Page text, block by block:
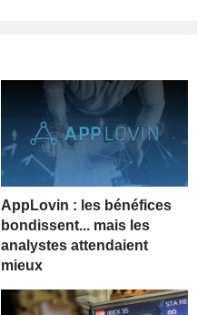
AppLovin : les bénéfices
bondissent... mais les
analystes attendaient
mieux